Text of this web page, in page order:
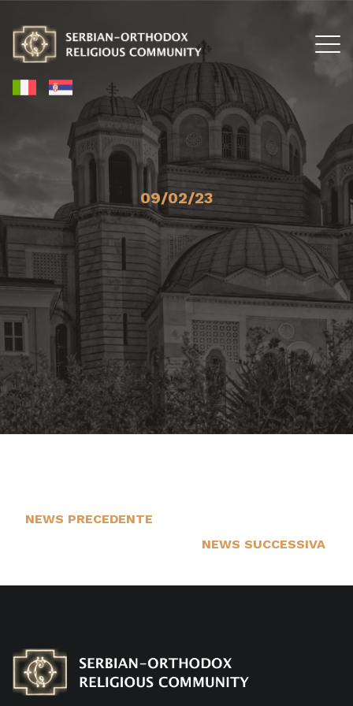
09/02/23
NEWS PRECEDENTE
NEWS SUCCESSIVA